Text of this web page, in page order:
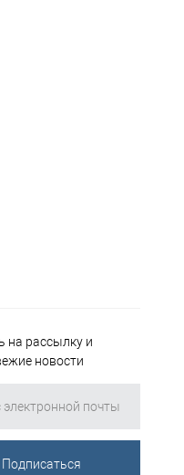
на рассылку и
новости